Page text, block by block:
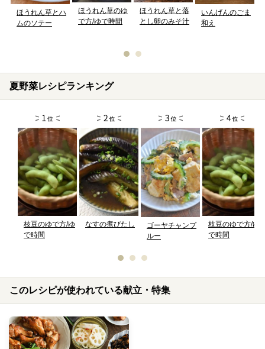
ほうれん草とハ
ムのソテー
ほうれん草のゆ
で方/ゆで時間
ほうれん草と落
とし卵のみそ汁
いんげんのごま
和え
夏野菜レシピランキング
枝豆のゆで方/ゆ
で時間
なすの煮びたし
ゴーヤチャンプ
ルー
枝豆のゆで方/ゆ
で時間
このレシピが使われている献立・特集